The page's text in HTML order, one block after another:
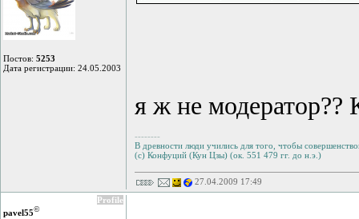
Постов: 5253
Дата регистрации: 24.05.2003
я ж не модератор??
--------
В древности люди учились для того, чтобы
(с) Конфуций (Кун Цзы) (ок. 551 479 гг. до н.э.)
27.04.2009 17:49
Profile
pavel55©